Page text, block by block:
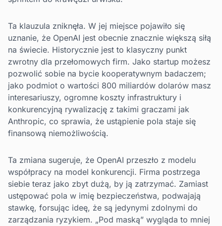
Ta klauzula zniknęła. W jej miejsce pojawiło się
uznanie, że OpenAI jest obecnie znacznie większą siłą
na świecie. Historycznie jest to klasyczny punkt
zwrotny dla przełomowych firm. Jako startup możesz
pozwolić sobie na bycie kooperatywnym badaczem;
jako podmiot o wartości 800 miliardów dolarów masz
interesariuszy, ogromne koszty infrastruktury i
konkurencyjną rywalizację z takimi graczami jak
Anthropic, co sprawia, że ustąpienie pola staje się
finansową niemożliwością.
Ta zmiana sugeruje, że OpenAI przeszło z modelu
współpracy na model konkurencji. Firma postrzega
siebie teraz jako zbyt dużą, by ją zatrzymać. Zamiast
ustępować pola w imię bezpieczeństwa, podwajają
stawkę, forsując ideę, że są jedynymi zdolnymi do
zarządzania ryzykiem. „Pod maską” wygląda to mniej